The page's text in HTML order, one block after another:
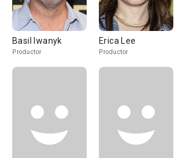
Basil Iwanyk
Productor
Erica Lee
Productor